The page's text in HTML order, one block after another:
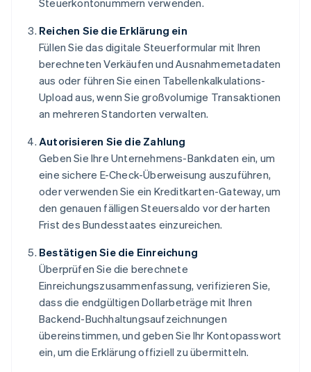
Steuerkontonummern verwenden.
Reichen Sie die Erklärung ein
Füllen Sie das digitale Steuerformular mit Ihren
berechneten Verkäufen und Ausnahmemetadaten
aus oder führen Sie einen Tabellenkalkulations-
Upload aus, wenn Sie großvolumige Transaktionen
an mehreren Standorten verwalten.
Autorisieren Sie die Zahlung
Geben Sie Ihre Unternehmens-Bankdaten ein, um
eine sichere E-Check-Überweisung auszuführen,
oder verwenden Sie ein Kreditkarten-Gateway, um
den genauen fälligen Steuersaldo vor der harten
Frist des Bundesstaates einzureichen.
Bestätigen Sie die Einreichung
Überprüfen Sie die berechnete
Einreichungszusammenfassung, verifizieren Sie,
dass die endgültigen Dollarbeträge mit Ihren
Backend-Buchhaltungsaufzeichnungen
übereinstimmen, und geben Sie Ihr Kontopasswort
ein, um die Erklärung offiziell zu übermitteln.